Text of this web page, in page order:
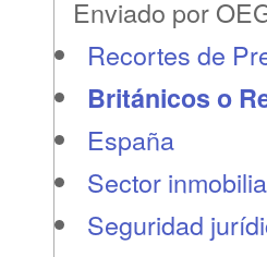
Enviado por
Recortes de
Británicos o
España
Sector
Seguridad